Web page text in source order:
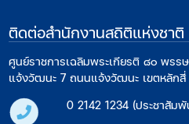
ติดต่อสำนักงานสถิติแห่งชาติ
ศูนย์ราชการเฉลิมพระเกียรติ ๘๐ พรร
แจ้งวัฒนะ 7 ถนนแจ้งวัฒนะ เขตหลักสี่
0 2142 1234 (ประชาสัม